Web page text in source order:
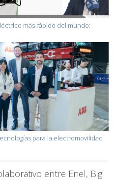
más rápido del mundo:
para la electromovilidad
entre Enel, Big